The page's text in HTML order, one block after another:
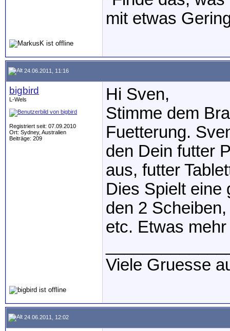
mit etwas
24.06.2011, 11:16
bigbird
L-Wels
Registriert seit: 07.09.2010
Ort: Sydney, Australien
Beiträge: 209
Hi Sven,
Stimme dem
Fuetterung.
den Dein futter
aus, futter
Dies Spielt eine
den 2
etc. Etwas
Viele Gruesse
24.06.2011, 12:02